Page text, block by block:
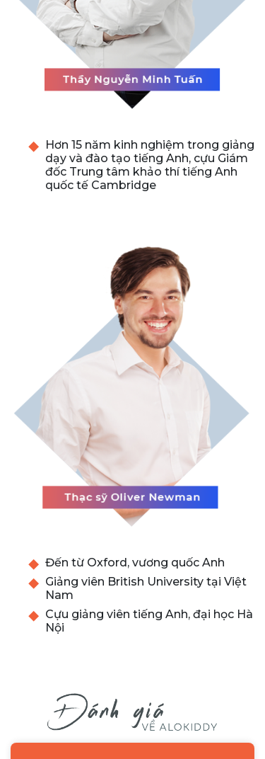
Hơn 15 năm kinh nghiệm trong giảng
dạy và đào tạo tiếng Anh, cựu Giám
đốc Trung tâm khảo thí tiếng Anh
quốc tế Cambridge
Đến từ Oxford, vương quốc Anh
Giảng viên British University tại Việt
Nam
Cựu giảng viên tiếng Anh, đại học Hà
Nội